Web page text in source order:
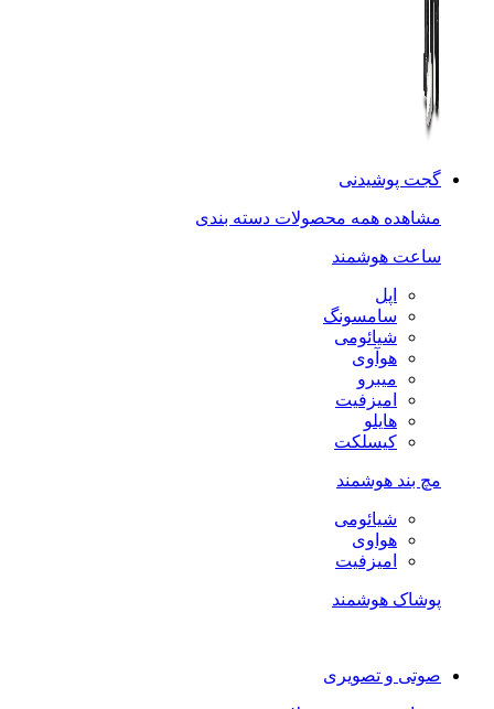
گجت پوشیدنی
مشاهده همه محصولات دسته بندی
ساعت هوشمند
اپل
سامسونگ
شیائومی
هوآوی
میبرو
امیزفیت
هایلو
کیسلکت
مچ بند هوشمند
شیائومی
هواوی
امیزفیت
پوشاک هوشمند
صوتی و تصویری